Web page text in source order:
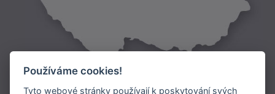
Používáme cookies!
Tyto webové stránky používají k poskytování svých